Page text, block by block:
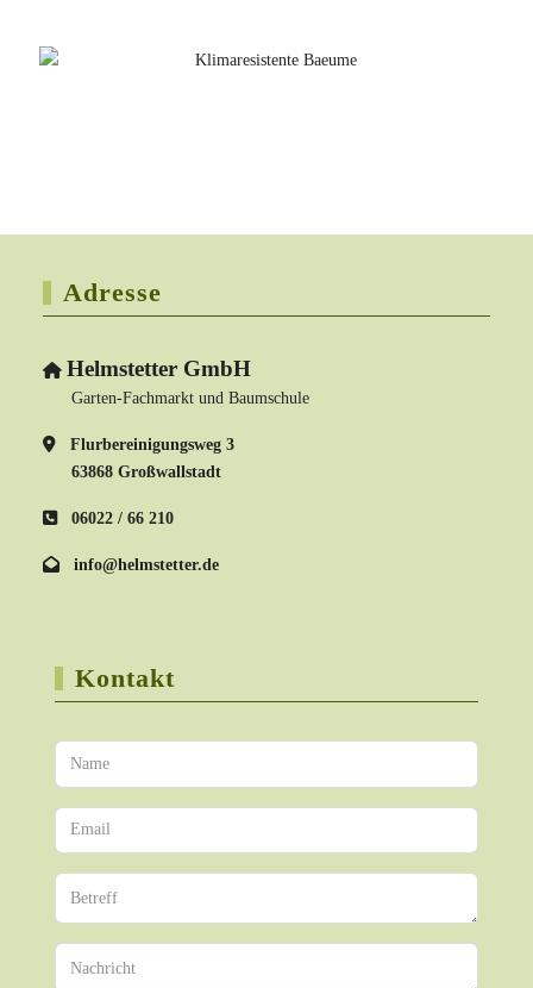
Adresse
Helmstetter GmbH
Garten-Fachmarkt und Baumschule
Flurbereinigungsweg 3
63868 Großwallstadt
06022 / 66 210
info@helmstetter.de
Kontakt